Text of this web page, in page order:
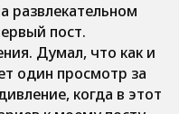
развлекательном
пост.
Думал, что как и
один просмотр за
когда в этот